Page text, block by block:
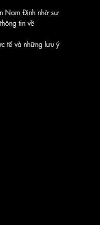
Nam Định nhờ sự
tin về
tế và những lưu ý